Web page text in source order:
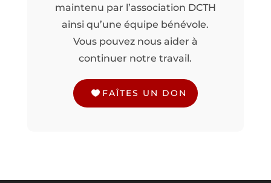
maintenu par l’association DCTH
ainsi qu’une équipe bénévole.
Vous pouvez nous aider à
continuer notre travail.
FAÎTES UN DON